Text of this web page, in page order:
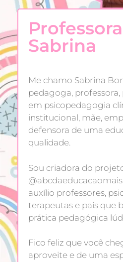
Sabrina
Me chamo Sabrina
pedagoga,
em psicopedagogia
institucional, mãe,
defensora de uma
qualidade.
Sou criadora do
auxílio professores,
terapeutas e pais que
prática pedagógica
Fico feliz que você
aproveite e de uma